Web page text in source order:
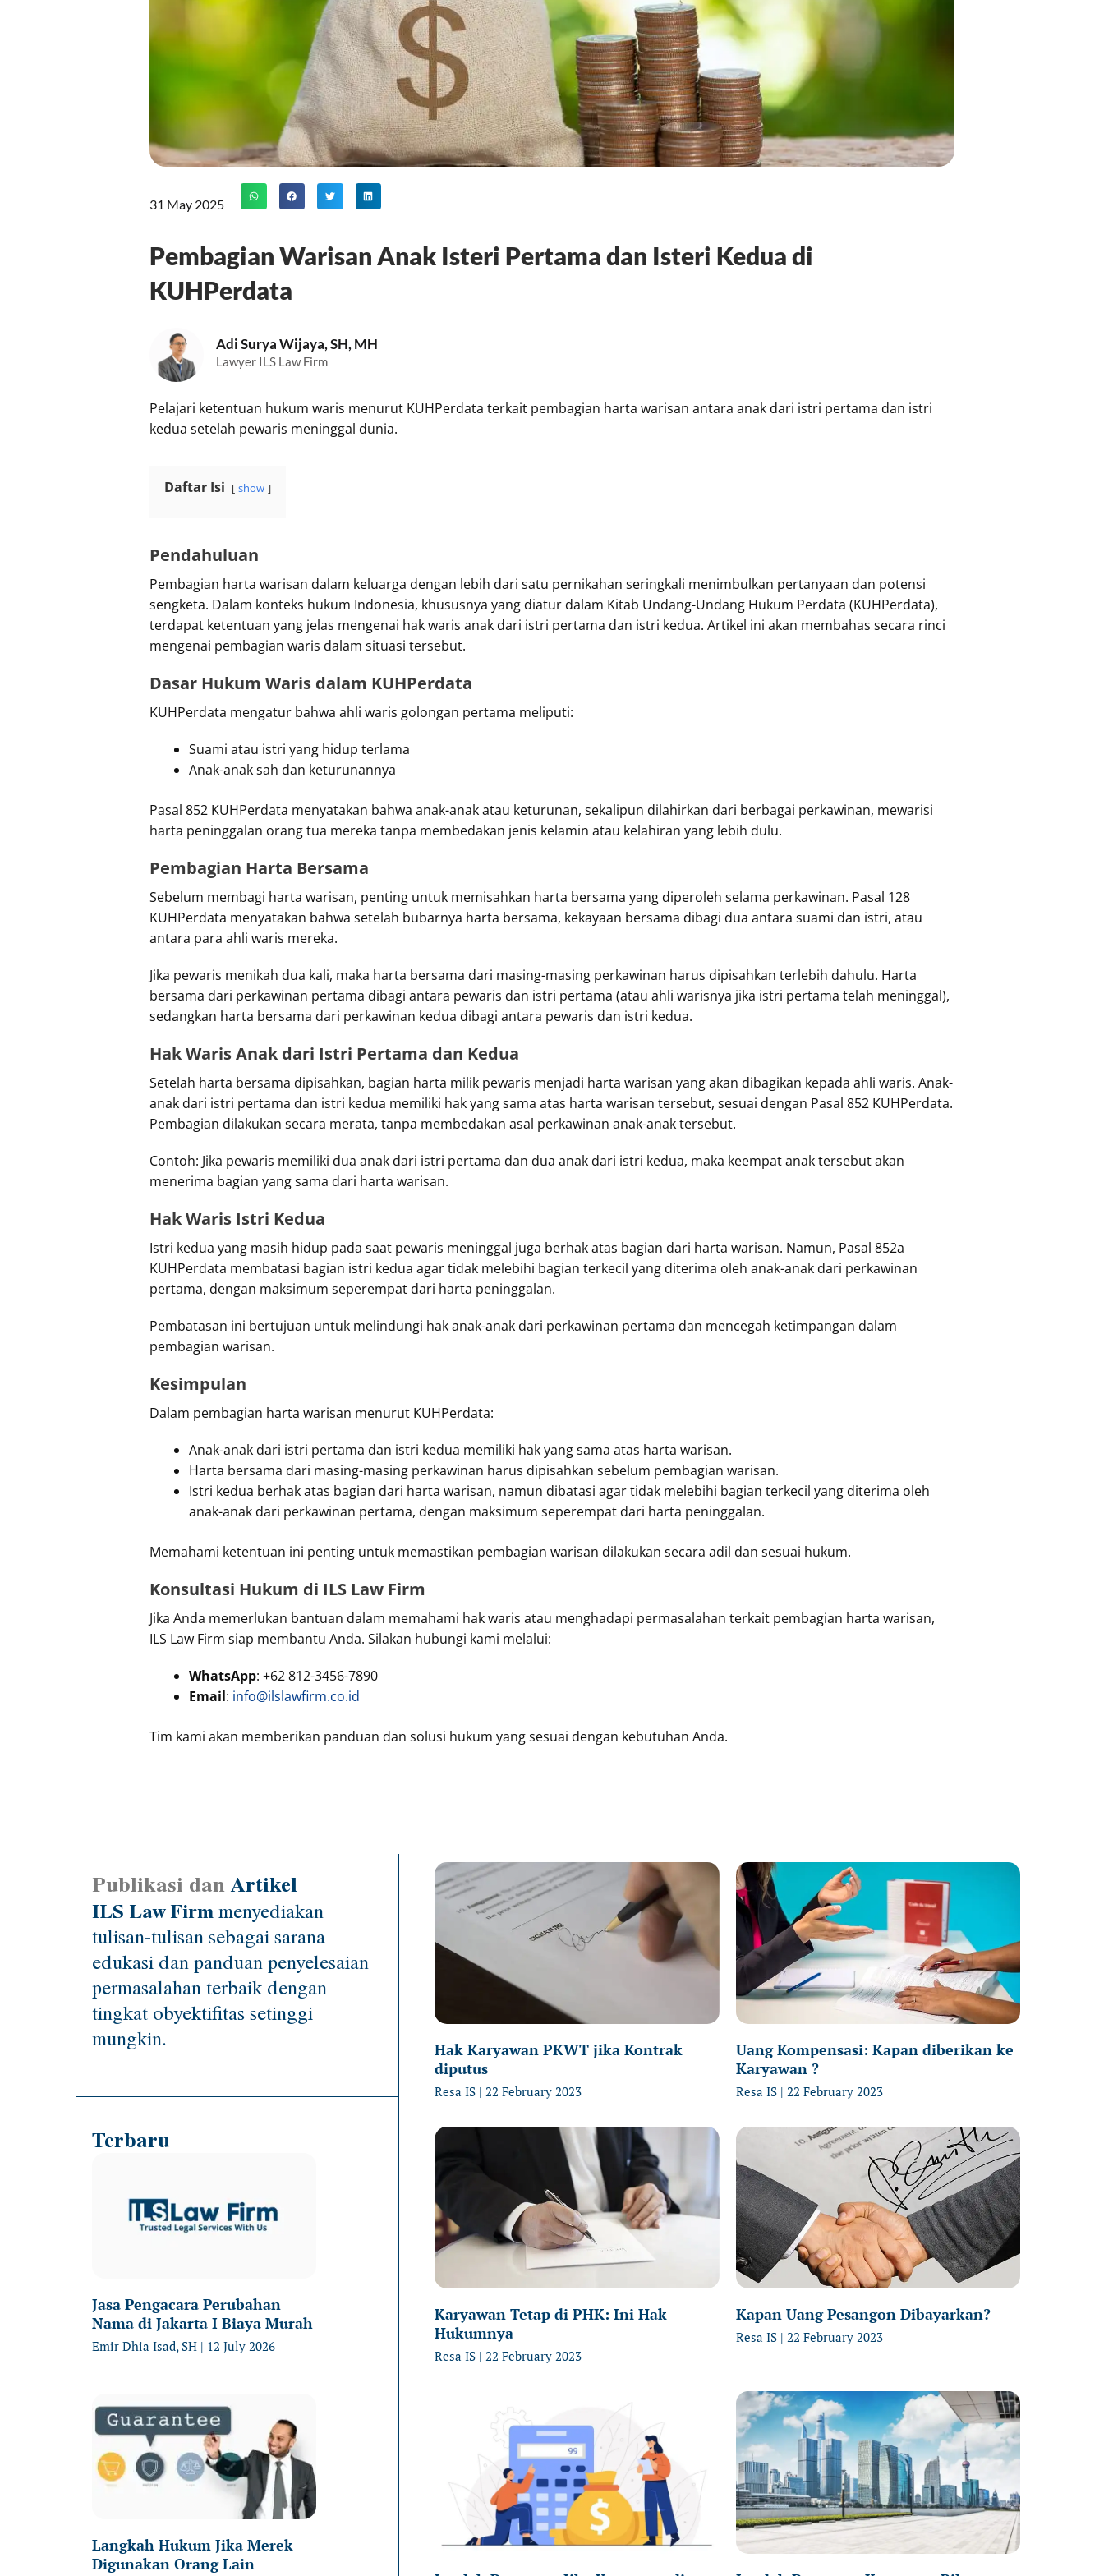
31 May 2025
Pembagian Warisan Anak Isteri Pertama dan Isteri Kedua di
KUHPerdata
Adi Surya Wijaya, SH, MH
Lawyer ILS Law Firm
Pelajari ketentuan hukum waris menurut KUHPerdata terkait pembagian harta warisan antara anak dari istri pertama dan istri
kedua setelah pewaris meninggal dunia.
Daftar Isi show
Pendahuluan
Pembagian harta warisan dalam keluarga dengan lebih dari satu pernikahan seringkali menimbulkan pertanyaan dan potensi
sengketa. Dalam konteks hukum Indonesia, khususnya yang diatur dalam Kitab Undang-Undang Hukum Perdata (KUHPerdata),
terdapat ketentuan yang jelas mengenai hak waris anak dari istri pertama dan istri kedua. Artikel ini akan membahas secara rinci
mengenai pembagian waris dalam situasi tersebut.
Dasar Hukum Waris dalam KUHPerdata
KUHPerdata mengatur bahwa ahli waris golongan pertama meliputi:
Suami atau istri yang hidup terlama
Anak-anak sah dan keturunannya
Pasal 852 KUHPerdata menyatakan bahwa anak-anak atau keturunan, sekalipun dilahirkan dari berbagai perkawinan, mewarisi
harta peninggalan orang tua mereka tanpa membedakan jenis kelamin atau kelahiran yang lebih dulu.
Pembagian Harta Bersama
Sebelum membagi harta warisan, penting untuk memisahkan harta bersama yang diperoleh selama perkawinan. Pasal 128
KUHPerdata menyatakan bahwa setelah bubarnya harta bersama, kekayaan bersama dibagi dua antara suami dan istri, atau
antara para ahli waris mereka.
Jika pewaris menikah dua kali, maka harta bersama dari masing-masing perkawinan harus dipisahkan terlebih dahulu. Harta
bersama dari perkawinan pertama dibagi antara pewaris dan istri pertama (atau ahli warisnya jika istri pertama telah meninggal),
sedangkan harta bersama dari perkawinan kedua dibagi antara pewaris dan istri kedua.
Hak Waris Anak dari Istri Pertama dan Kedua
Setelah harta bersama dipisahkan, bagian harta milik pewaris menjadi harta warisan yang akan dibagikan kepada ahli waris. Anak-
anak dari istri pertama dan istri kedua memiliki hak yang sama atas harta warisan tersebut, sesuai dengan Pasal 852 KUHPerdata.
Pembagian dilakukan secara merata, tanpa membedakan asal perkawinan anak-anak tersebut.
Contoh: Jika pewaris memiliki dua anak dari istri pertama dan dua anak dari istri kedua, maka keempat anak tersebut akan
menerima bagian yang sama dari harta warisan.
Hak Waris Istri Kedua
Istri kedua yang masih hidup pada saat pewaris meninggal juga berhak atas bagian dari harta warisan. Namun, Pasal 852a
KUHPerdata membatasi bagian istri kedua agar tidak melebihi bagian terkecil yang diterima oleh anak-anak dari perkawinan
pertama, dengan maksimum seperempat dari harta peninggalan.
Pembatasan ini bertujuan untuk melindungi hak anak-anak dari perkawinan pertama dan mencegah ketimpangan dalam
pembagian warisan.
Kesimpulan
Dalam pembagian harta warisan menurut KUHPerdata:
Anak-anak dari istri pertama dan istri kedua memiliki hak yang sama atas harta warisan.
Harta bersama dari masing-masing perkawinan harus dipisahkan sebelum pembagian warisan.
Istri kedua berhak atas bagian dari harta warisan, namun dibatasi agar tidak melebihi bagian terkecil yang diterima oleh
anak-anak dari perkawinan pertama, dengan maksimum seperempat dari harta peninggalan.
Memahami ketentuan ini penting untuk memastikan pembagian warisan dilakukan secara adil dan sesuai hukum.
Konsultasi Hukum di ILS Law Firm
Jika Anda memerlukan bantuan dalam memahami hak waris atau menghadapi permasalahan terkait pembagian harta warisan,
ILS Law Firm siap membantu Anda. Silakan hubungi kami melalui:
WhatsApp: +62 812-3456-7890
Email: info@ilslawfirm.co.id
Tim kami akan memberikan panduan dan solusi hukum yang sesuai dengan kebutuhan Anda.
Publikasi danArtikel
ILS Law Firmmenyediakan
tulisan-tulisan sebagai sarana
edukasi dan panduan penyelesaian
permasalahan terbaik dengan
tingkat obyektifitas setinggi
mungkin.
Terbaru
Jasa Pengacara Perubahan
Nama di Jakarta I Biaya Murah
Emir Dhia Isad, SH 12 July 2026
Langkah Hukum Jika Merek
Digunakan Orang Lain
Hak Karyawan PKWT jika Kontrak
diputus
Resa IS 22 February 2023
Uang Kompensasi: Kapan diberikan ke
Karyawan ?
Resa IS 22 February 2023
Karyawan Tetap di PHK: Ini Hak
Hukumnya
Resa IS 22 February 2023
Kapan Uang Pesangon Dibayarkan?
Resa IS 22 February 2023
PagePagePage